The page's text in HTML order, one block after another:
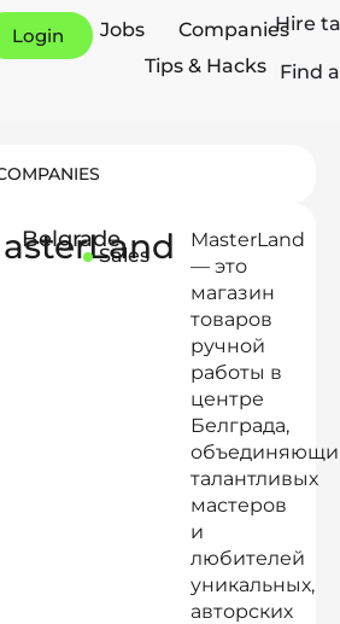
Login Jobs
Companies
Tips & Hacks
Hire
Find
Belgrade
Sales
MasterLand
— это
магазин
товаров
ручной
работы в
центре
Белграда,
талантливых
мастеров
и
любителей
уникальных,
авторских